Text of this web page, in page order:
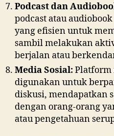
Podcast dan
podcast atau
yang efisien untuk
sambil melakukan
berjalan atau
Media Sosial:Platform
digunakan untuk
diskusi, mendapatkan
dengan orang-orang
atau pengetahuan